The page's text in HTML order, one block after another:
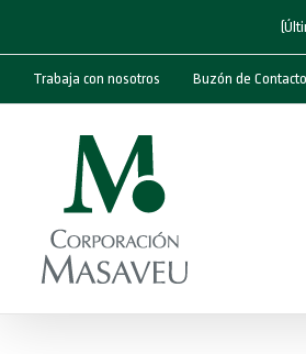
Trabaja con nosotros Buzón de Contacto